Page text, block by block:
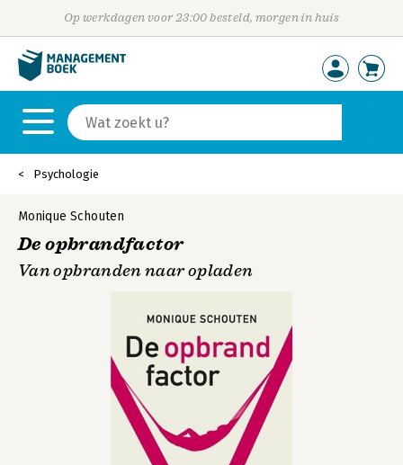
Op werkdagen voor 23:00 besteld, morgen in huis
Psychologie
Monique Schouten
De opbrandfactor
Van opbranden naar opladen